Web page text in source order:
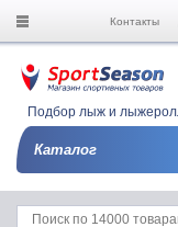
Контакты
Подбор лыж и
Каталог